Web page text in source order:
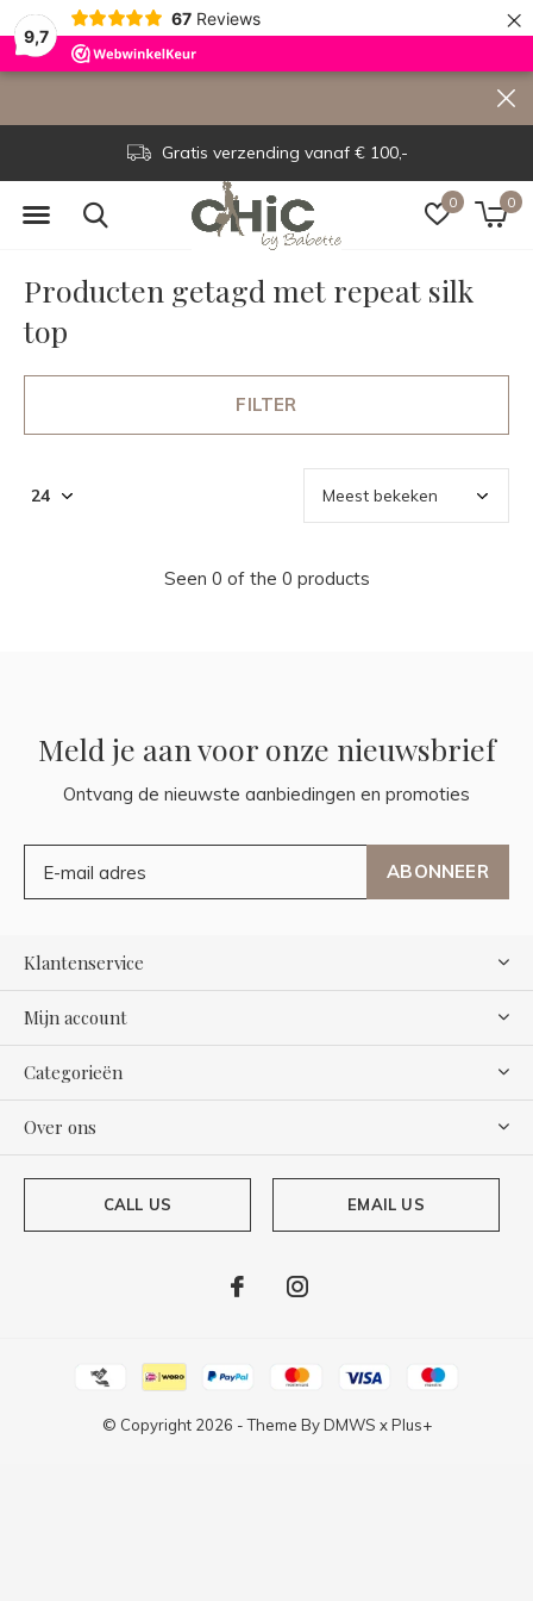
9,7
67 Reviews ×
0 0
Gratis verzending vanaf € 100,-
Producten getagd met repeat silk
top
FILTER
Seen 0 of the 0 products
Meld je aan voor onze nieuwsbrief
Ontvang de nieuwste aanbiedingen en promoties
ABONNEER
Klantenservice
Mijn account
Categorieën
Over ons
CALL US EMAIL US
© Copyright 2026 - Theme ByDMWS xPlus+